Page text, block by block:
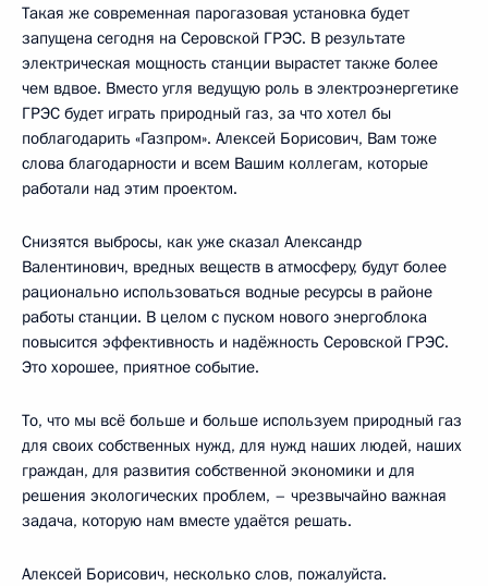
Такая же современная парогазовая установка будет
запущена сегодня на Серовской ГРЭС. В результате
электрическая мощность станции вырастет также более
чем вдвое. Вместо угля ведущую роль в электроэнергетике
ГРЭС будет играть природный газ, за что хотел бы
поблагодарить «Газпром». Алексей Борисович, Вам тоже
слова благодарности и всем Вашим коллегам, которые
работали над этим проектом.
Снизятся выбросы, как уже сказал Александр
Валентинович, вредных веществ в атмосферу, будут более
рационально использоваться водные ресурсы в районе
работы станции. В целом с пуском нового энергоблока
повысится эффективность и надёжность Серовской ГРЭС.
Это хорошее, приятное событие.
То, что мы всё больше и больше используем природный газ
для своих собственных нужд, для нужд наших людей, наших
граждан, для развития собственной экономики и для
решения экологических проблем, – чрезвычайно важная
задача, которую нам вместе удаётся решать.
Алексей Борисович, несколько слов, пожалуйста.